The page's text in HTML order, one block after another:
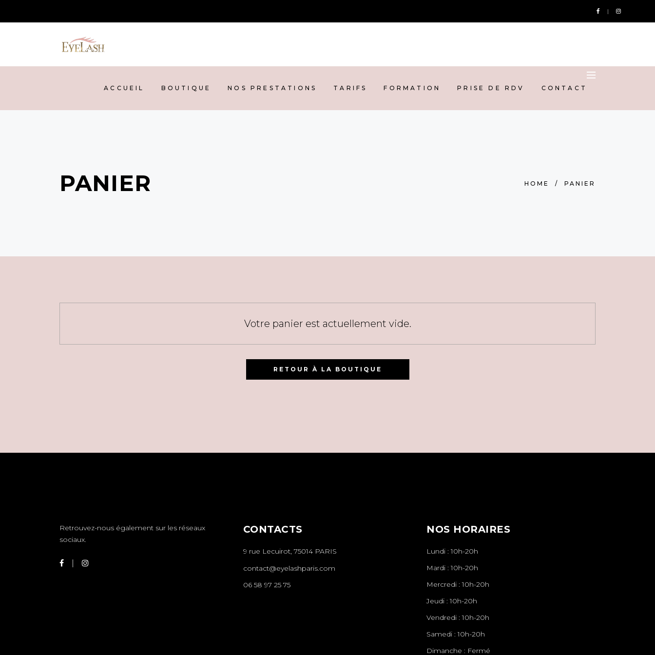
ACCUEIL BOUTIQUE NOS PRESTATIONS TARIFS FORMATION PRISE DE RDV CONTACT
ACCUEIL
PANIER HOME / PANIER
Votre panier est actuellement vide.
RETOUR À LA BOUTIQUE
Retrouvez-nous également sur les réseaux
sociaux.
CONTACTS
9 rue Lecuirot, 75014 PARIS
contact@eyelashparis.com
06 58 97 25 75
NOS HORAIRES
Lundi : 10h-20h
Mardi : 10h-20h
Mercredi : 10h-20h
Jeudi : 10h-20h
Vendredi : 10h-20h
Samedi : 10h-20h
Dimanche : Fermé